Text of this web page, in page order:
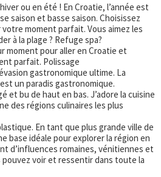
ou en été ! En Croatie, l’année est
saison et basse saison. Choisissez
moment parfait. Vous aimez les
à la plage ? Refuge spa?
moment pour aller en Croatie et
parfait. Polissage
gastronomique ultime. La
un paradis gastronomique.
et bu de haut en bas. J’adore la cuisine
des régions culinaires les plus
En tant que plus grande ville de
base idéale pour explorer la région en
d’influences romaines, vénitiennes et
voir et ressentir dans toute la